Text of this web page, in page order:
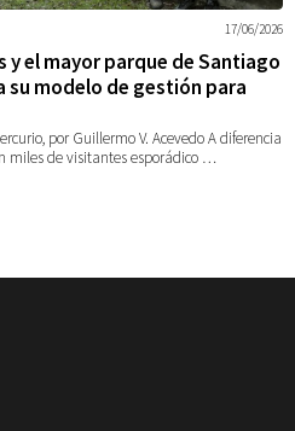
17/06/2026
y el mayor parque de Santiago
modelo de gestión para
por Guillermo V. Acevedo A diferencia
miles de visitantes esporádico …